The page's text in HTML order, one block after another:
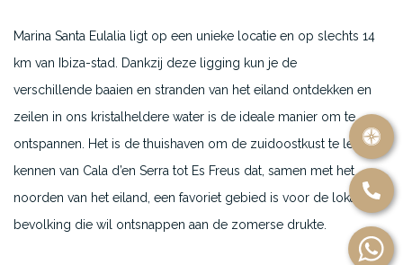
Marina Santa Eulalia ligt op een unieke locatie en op slechts 14
km van Ibiza-stad. Dankzij deze ligging kun je de
verschillende baaien en stranden van het eiland ontdekken en
zeilen in ons kristalheldere water is de ideale manier om te
ontspannen. Het is de thuishaven om de zuidoostkust te leren
kennen van Cala d’en Serra tot Es Freus dat, samen met het
noorden van het eiland, een favoriet gebied is voor de lokale
bevolking die wil ontsnappen aan de zomerse drukte.